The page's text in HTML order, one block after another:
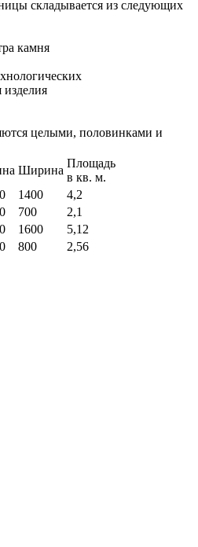
складывается из следующих
камня
изделия
целыми, половинками и
Ширина
Площадь
в кв. м.
1400
4,2
700
2,1
1600
5,12
800
2,56